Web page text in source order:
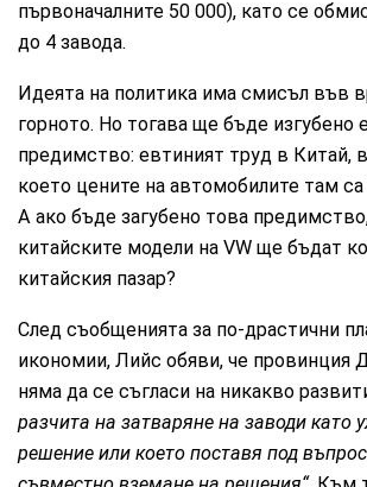
първоначалните 50 000), като се
до 4 завода.
Идеята на политика има смисъл във
горното. Но тогава ще бъде изгубено
предимство: евтиният труд в Китай,
което цените на автомобилите там
А ако бъде загубено това
китайските модели на VW ще бъдат
китайския пазар?
След съобщенията за по-драстични
икономии, Лийс обяви, че провинция
няма да се съгласи на никакво
разчита на затваряне на заводи като
решение или което поставя под